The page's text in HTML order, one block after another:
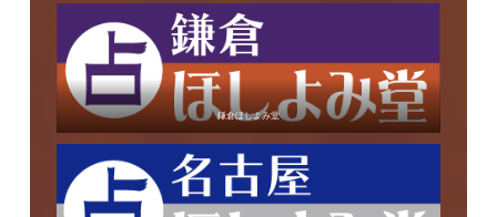
鎌倉ほしよみ堂